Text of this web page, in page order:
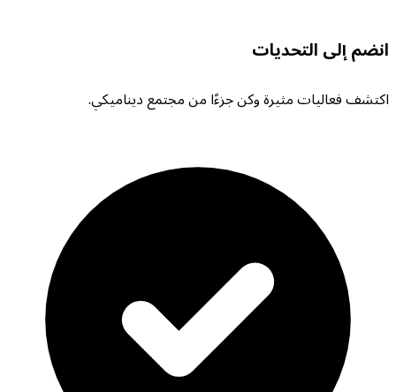
انضم إلى التحديات
اكتشف فعاليات مثيرة وكن جزءًا من مجتمع ديناميكي.